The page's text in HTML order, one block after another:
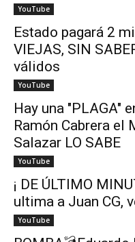
YouTube
Estado pagará 2
VIEJAS, SIN
válidos
YouTube
Hay una "PLAGA"
Ramón Cabrera el
Salazar LO SABE
YouTube
¡ DE ÚLTIMO
ultima a Juan CG,
YouTube